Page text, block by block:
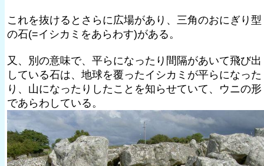
これを抜けるとさらに広場があり、三角のおにぎり型
の石(=イシカミをあらわす)がある。
又、別の意味で、平らになったり間隔があいて飛び出
している石は、地球を覆ったイシカミが平らになった
り、山になったりしたことを知らせていて、ウニの形
であらわしている。